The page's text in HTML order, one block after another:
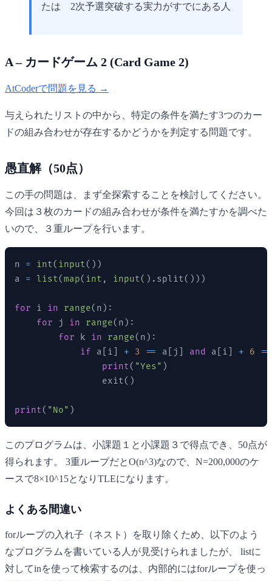
たは 2次予選突破する実力がすでにある人
A – カードゲーム 2 (Card Game 2)
AtCoderで問題を見る →
与えられたリストの中から、特定の条件を満たす3つのカー
ドの組み合わせが存在するかどうかを判定する問題です。
愚直解（50点）
この手の問題は、まず全探索することを検討してください。
今回は３枚のカードの組み合わせが条件を満たすかを調べた
いので、３重ループを行います。
n = int( input( ) )
a = list(map( int , input( ) . split( ) ) )
for i in range( n ) :
for j in range( n ) :
for k in range( n ) :
if a i + 3 == a j and a i + 6 ==
print( "Yes" )
                exit
( )
print( "No" )
このプログラムは、小課題１と小課題３で得点でき、50点が
得られます。 3重ループだとO(n^3)なので、N=200,000のケ
ースで8×10^15となりTLEになります。
よくある間違い
forループの入れ子（ネスト）を取り除くため、以下のよう
なプログラムを書いている人が見受けられましたが、 listに
対してinを使って検索するのは、内部的にはforループを使っ